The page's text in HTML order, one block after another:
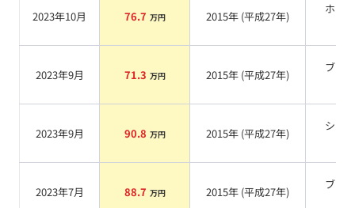
2023年10月 76.7 万円 2015年 (平成27年)
ホワ
2023年9月 71.3 万円 2015年 (平成27年)
ブラ
2023年9月 90.8 万円 2015年 (平成27年)
シル
2023年7月 88.7 万円 2015年 (平成27年)
ブラ